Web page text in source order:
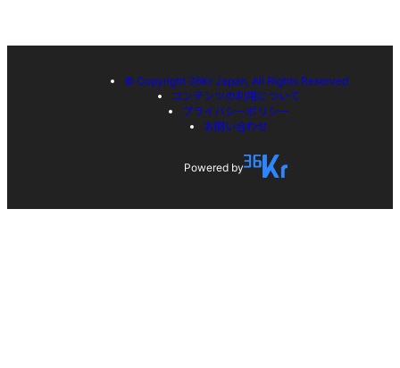
© Copyright 36Kr Japan, All Rights Reserved
コンテンツの利用について
プライバシーポリシー
お問い合わせ
Powered by